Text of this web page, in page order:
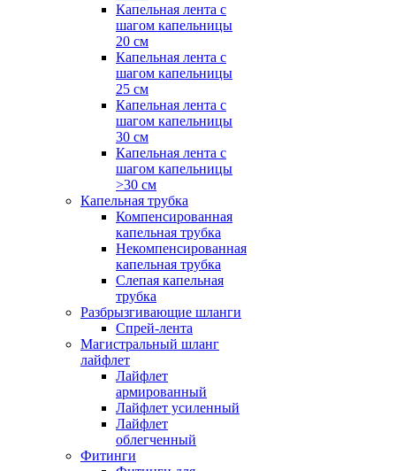
Капельная лента с
шагом капельницы
20 см
Капельная лента с
шагом капельницы
25 см
Капельная лента с
шагом капельницы
30 см
Капельная лента с
шагом капельницы
>30 см
Капельная трубка
Компенсированная
капельная трубка
Некомпенсированная
капельная трубка
Слепая капельная
трубка
Разбрызгивающие шланги
Спрей-лента
Магистральный шланг
лайфлет
Лайфлет
армированный
Лайфлет усиленный
Лайфлет
облегченный
Фитинги